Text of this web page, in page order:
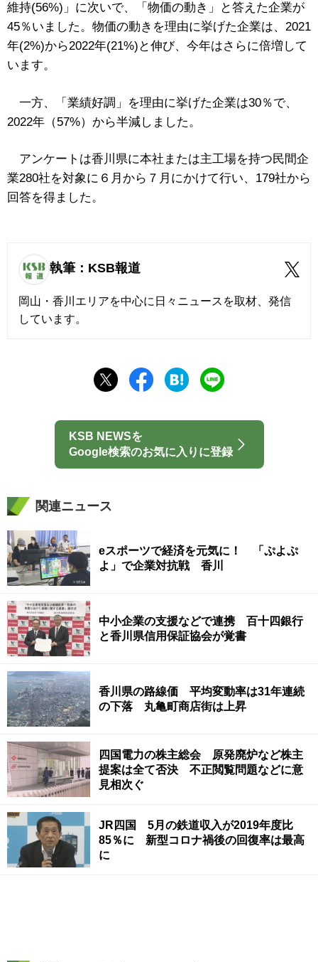
維持(56%) 」に次いで、「物価の動き」と答えた企業が
45％いました。物価の動きを理由に挙げた企業は、 2021
年(2%)から2022年(21%) と伸び、今年はさらに倍増して
います。
一方、「業績好調」を理由に挙げた企業は30％で、
2022年（57%）から半減しました。
アンケートは香川県に本社または主工場を持つ民間企
業280社を対象に６月から７月にかけて行い、 179社から
回答を得ました。
執筆：KSB報道
岡山・香川エリアを中心に日々ニュースを取材、発信
しています。
KSB NEWSを
Google検索のお気に入りに登録
関連ニュース
eスポーツで経済を元気に！ 「ぷよぷ
よ」で企業対抗戦 香川
中小企業の支援などで連携 百十四銀行
と香川県信用保証協会が覚書
香川県の路線価 平均変動率は31年連続
の下落 丸亀町商店街は上昇
四国電力の株主総会 原発廃炉など株主
提案は全て否決 不正閲覧問題などに意
見相次ぐ
JR四国 5月の鉄道収入が2019年度比
85％に 新型コロナ禍後の回復率は最高
に